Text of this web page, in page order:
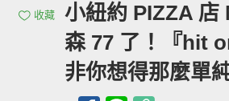
收藏
小紐約 PIZZA 店
森 77 了！『hit
非你想得那麼單